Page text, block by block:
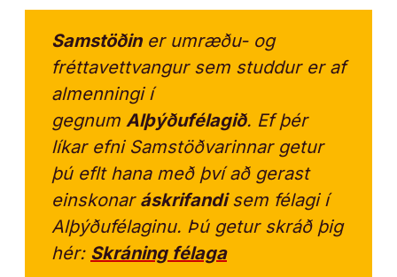
Samstöðiner umræðu- og
fréttavettvangur sem studdur er af
almenningi í
gegnum Alþýðufélagið. Ef þér
líkar efni Samstöðvarinnar getur
þú eflt hana með því að gerast
einskonar áskrifandisem félagi í
Alþýðufélaginu. Þú getur skráð þig
hér: Skráning félaga